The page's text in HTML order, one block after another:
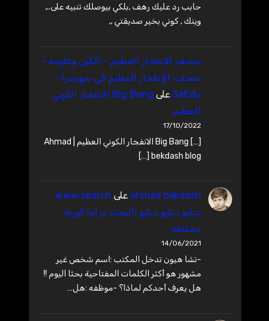
حابب رد عليك رهف ,بلكي بيوصلك تنبيه على..,
وينك , كوني بخير صديقتي ,,
متحف الانفجار العظيم – ‫الكون وعلومه –
متحف، الإنفجار العظيم في سويسرا –
SaEdu على
Big Bang الانفجار الكوني
العظيم
17/10/2022
[…] Big Bang الانفجار الكوني العظيم | Ahmad
bekdash blog […]
ahmad bakdash على www:search
دبليو دبليو دبليو :البحث دراما كورية
مختلفه.
14/06/2021
-تشا هيون تدخل المكتب :اسم شخص غير
مشهور هو أكثر الكلمات المفتاحية بحثا اليوم !!
هل يعرف أحدكم لماذا؟ -موظفه :هل…